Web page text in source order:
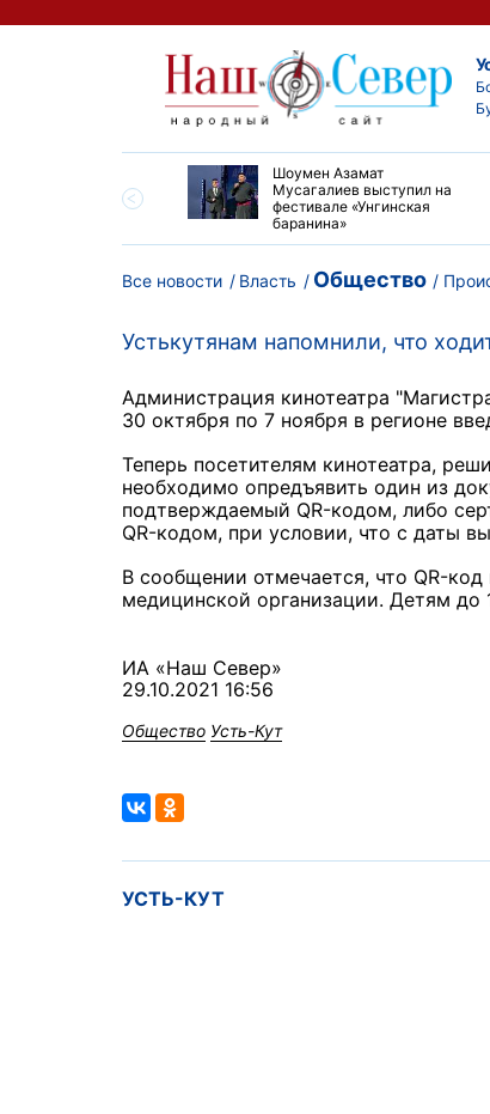
свой высокий
на конгрессе в
Шоумен Азамат
Мусагалиев выступил на
фестивале «Унгинская
баранина»
Все новости Власть Общество
Устькутянам напомнили, что
Администрация кинотеатра
30 октября по 7 ноября в регионе
Теперь посетителям кинотеатра,
необходимо опредъявить один из
подтверждаемый QR-кодом, либо
QR-кодом, при условии, что с даты
В сообщении отмечается, что QR-
медицинской организации. Детям до
ИА «Наш Север»
29.10.2021 16:56
Общество Усть-Кут
УСТЬ-КУТ